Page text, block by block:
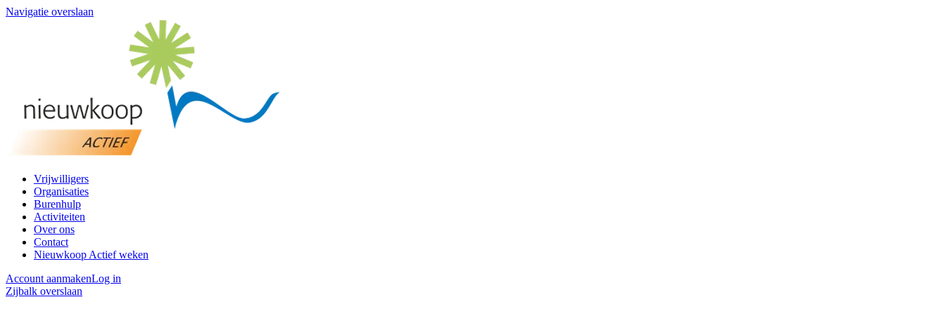
Navigatie overslaan
Vrijwilligers
Organisaties
Burenhulp
Activiteiten
Over ons
Contact
Nieuwkoop Actief weken
Account aanmakenLog in
Zijbalk overslaan